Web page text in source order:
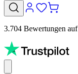
3.704 Bewertungen auf